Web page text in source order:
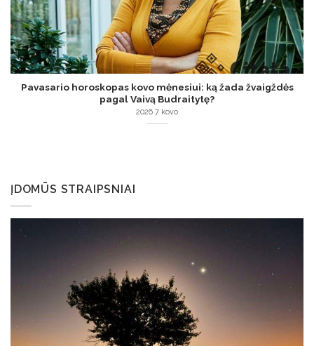
Pavasario horoskopas kovo mėnesiui: ką žada žvaigždės
pagal Vaivą Budraitytę?
2026 7 kovo
ĮDOMŪS STRAIPSNIAI